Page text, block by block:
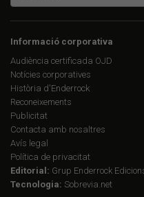
Informació corporativa
Audiència certificada OJD
Notícies corporatives
Història d'Enderrock
Reconeixements
Publicitat
Contacta amb nosaltres
Avís legal
Política de privacitat
Editorial: Grup Enderrock Edicions
Tecnologia: Sobrevia.net